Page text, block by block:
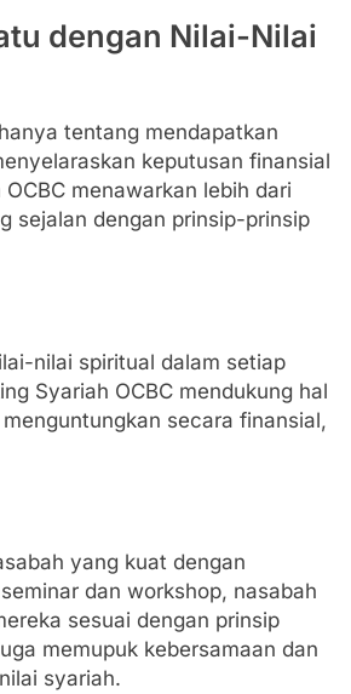
dengan Nilai-Nilai
tentang mendapatkan
keputusan finansial
menawarkan lebih dari
sejalan dengan prinsip-prinsip
nilai spiritual dalam setiap
Syariah OCBC mendukung hal
secara finansial,
yang kuat dengan
dan workshop, nasabah
sesuai dengan prinsip
memupuk kebersamaan dan
syariah.